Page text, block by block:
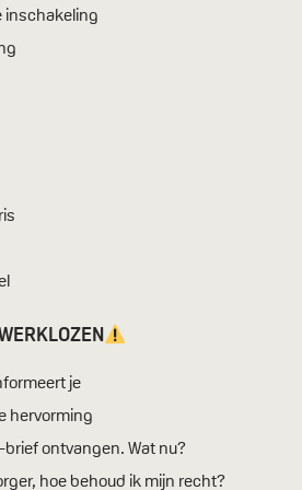
inschakeling
je
hervorming
brief ontvangen. Wat nu?
hoe behoud ik mijn recht?